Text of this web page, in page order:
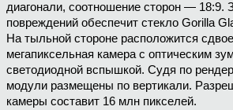
диагонали, соотношение сторон — 18:9.
повреждений обеспечит стекло Gorilla
На тыльной стороне расположится
мегапиксельная камера с оптическим
светодиодной вспышкой. Судя по
модули размещены по вертикали.
камеры составит 16 млн пикселей.